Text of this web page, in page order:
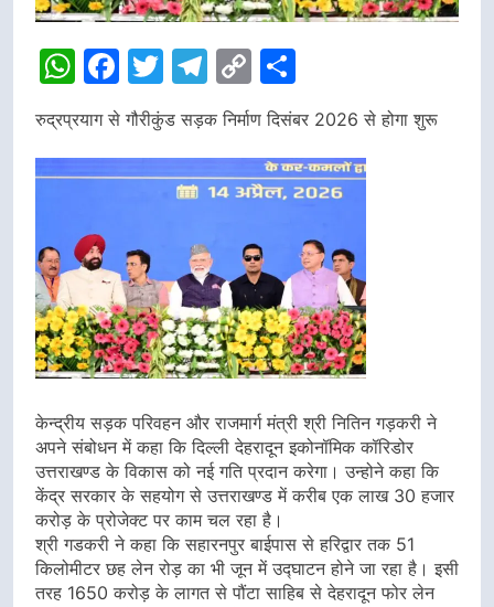
WhatsApp
Facebook
Twitter
Telegram
Copy
Link
रुद्रप्रयाग से गौरीकुंड सड़क निर्माण दिसंबर 2026 से होगा शुरू
केन्द्रीय सड़क परिवहन और राजमार्ग मंत्री श्री नितिन गड़करी ने
अपने संबोधन में कहा कि दिल्ली देहरादून इकोनॉमिक कॉरिडोर
उत्तराखण्ड के विकास को नई गति प्रदान करेगा। उन्होने कहा कि
केंद्र सरकार के सहयोग से उत्तराखण्ड में करीब एक लाख 30 हजार
करोड़ के प्रोजेक्ट पर काम चल रहा है।
श्री गडकरी ने कहा कि सहारनपुर बाईपास से हरिद्वार तक 51
किलोमीटर छह लेन रोड़ का भी जून में उद्घाटन होने जा रहा है। इसी
तरह 1650 करोड़ के लागत से पौंटा साहिब से देहरादून फोर लेन